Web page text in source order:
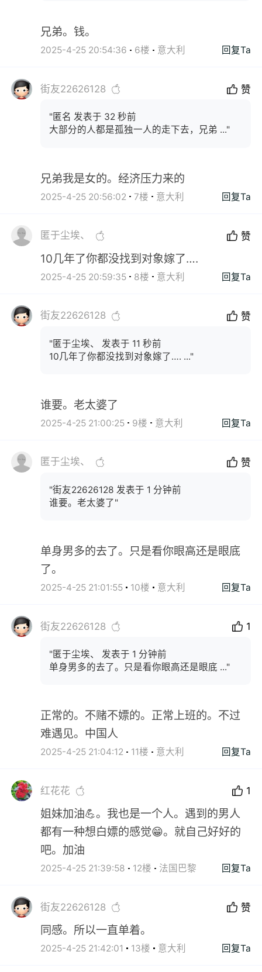
兄弟。钱。
2025-4-25 20:54:36 6楼 意大利 回复Ta
街友22626128 赞
"匿名 发表于 32 秒前
大部分的人都是孤独一人的走下去，兄弟 ..."
兄弟我是女的。经济压力来的
2025-4-25 20:56:02 7楼 意大利 回复Ta
匿于尘埃、 赞
10几年了你都没找到对象嫁了….
2025-4-25 20:59:35 8楼 意大利 回复Ta
街友22626128 赞
"匿于尘埃、 发表于 11 秒前
10几年了你都没找到对象嫁了…. ..."
谁要。老太婆了
2025-4-25 21:00:25 9楼 意大利 回复Ta
匿于尘埃、 赞
"街友22626128 发表于 1 分钟前
谁要。老太婆了"
单身男多的去了。只是看你眼高还是眼底
了。
2025-4-25 21:01:55 10楼 意大利 回复Ta
街友22626128 1
"匿于尘埃、 发表于 1 分钟前
单身男多的去了。只是看你眼高还是眼底 ..."
正常的。不赌不嫖的。正常上班的。不过
难遇见。中国人
2025-4-25 21:04:12 11楼 意大利 回复Ta
红花花 1
姐妹加油💪。我也是一个人。遇到的男人
都有一种想白嫖的感觉😁。就自己好好的
吧。加油
2025-4-25 21:39:58 12楼 法国巴黎 回复Ta
街友22626128 赞
同感。所以一直单着。
2025-4-25 21:42:01 13楼 意大利 回复Ta